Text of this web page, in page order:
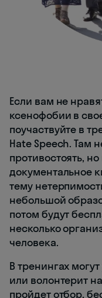
Если вам не
ксенофобии в
поучаствуйте в
Hate Speech. Там
противостоять,
документальное
тему
небольшой
потом будут
несколько
человека.
В тренингах
или волонтерит
пройдет отбор,